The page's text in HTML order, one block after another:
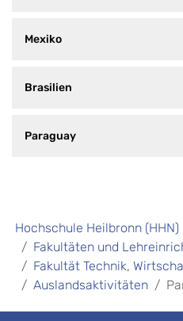
Mexiko
Brasilien
Paraguay
Hochschule Heilbronn (HHN)
Fakultäten und
Fakultät Technik,
Auslandsaktivitäten